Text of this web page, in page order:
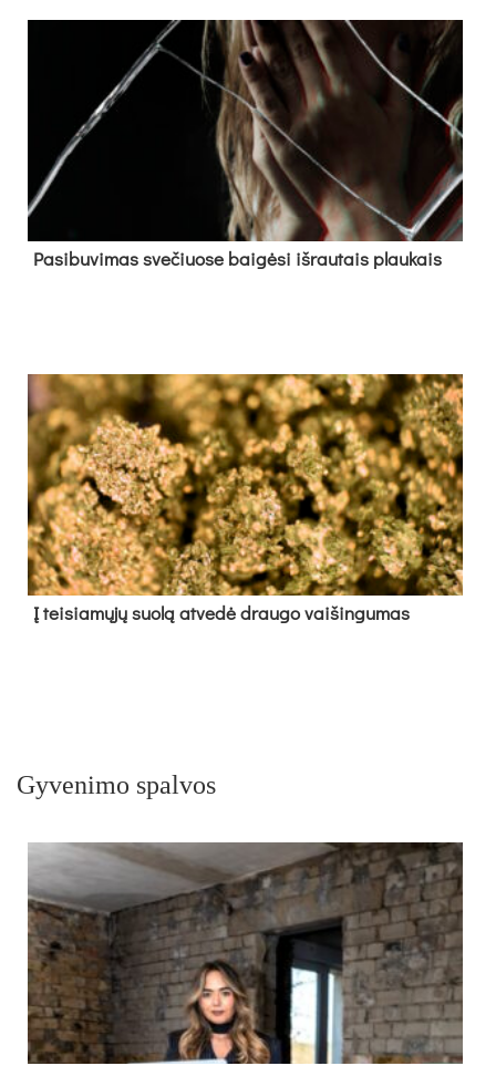
Pa­si­bu­vi­mas sve­čiuo­se bai­gė­si iš­rau­tais plau­kais
Į tei­sia­mų­jų suo­lą at­ve­dė drau­go vai­šin­gu­mas
Gyvenimo spalvos